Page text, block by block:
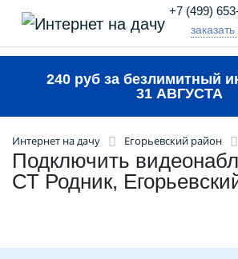
+7 (499)
240 руб за безлимитный
31 АВГУСТА
Интернет на дачу Егорьевский район
Подключить
СТ Родник,